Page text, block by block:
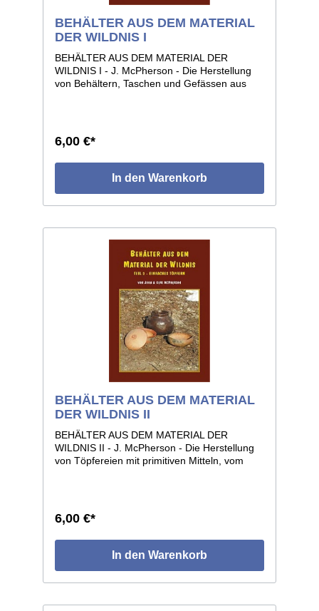
BEHÄLTER AUS DEM MATERIAL
DER WILDNIS I
BEHÄLTER AUS DEM MATERIAL DER
WILDNIS I - J. McPherson - Die Herstellung
von Behältern, Taschen und Gefässen aus
6,00 €*
In den Warenkorb
BEHÄLTER AUS DEM MATERIAL
DER WILDNIS II
BEHÄLTER AUS DEM MATERIAL DER
WILDNIS II - J. McPherson - Die Herstellung
von Töpfereien mit primitiven Mitteln, vom
6,00 €*
In den Warenkorb